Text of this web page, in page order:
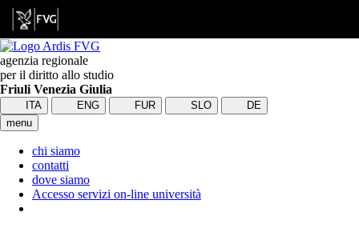
agenzia regionale
per il diritto allo studio
Friuli Venezia Giulia
ITA ENG FUR SLO
DE
menu
chi siamo
contatti
dove siamo
Accesso servizi on-line università